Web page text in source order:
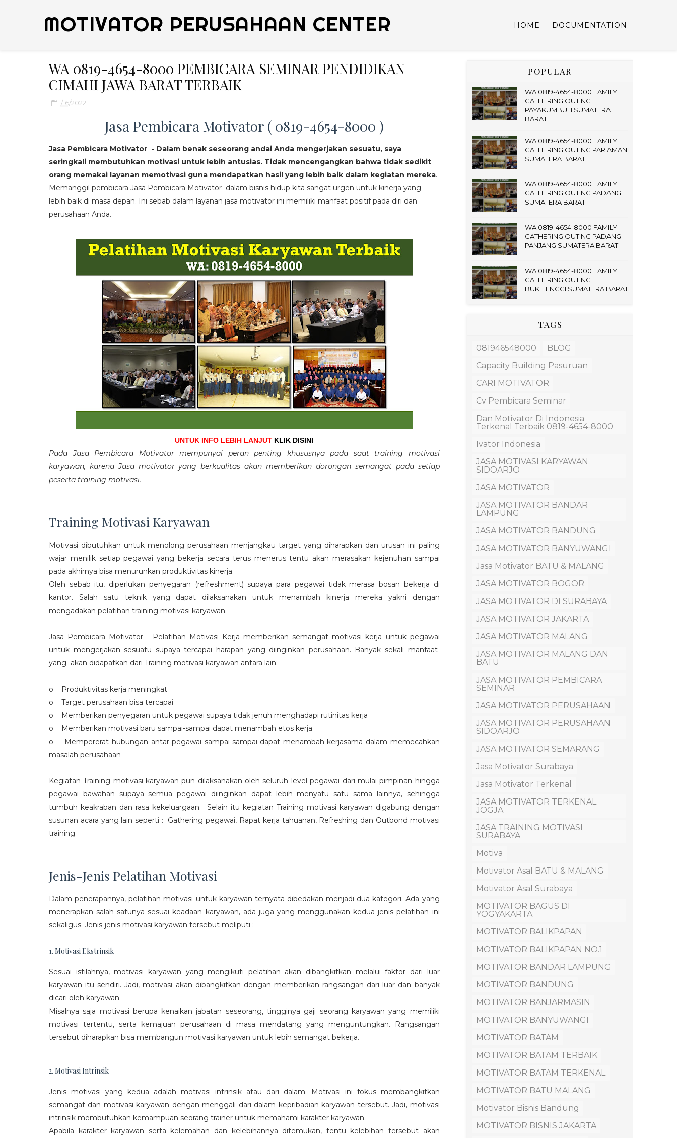
MOTIVATOR PERUSAHAAN CENTER HOME DOCUMENTATION
WA 0819-4654-8000 PEMBICARA SEMINAR PENDIDIKAN
CIMAHI JAWA BARAT TERBAIK
1/16/2022
Jasa Pembicara Motivator ( 0819-4654-8000 )
Jasa Pembicara Motivator - Dalam benak seseorang andai Anda mengerjakan sesuatu, saya
seringkali membutuhkan motivasi untuk lebih antusias. Tidak mencengangkan bahwa tidak sedikit
orang memakai layanan memotivasi guna mendapatkan hasil yang lebih baik dalam kegiatan mereka.
Memanggil pembicara Jasa Pembicara Motivator dalam bisnis hidup kita sangat urgen untuk kinerja yang
lebih baik di masa depan. Ini sebab dalam layanan jasa motivator ini memiliki manfaat positif pada diri dan
perusahaan Anda.
UNTUK INFO LEBIH LANJUT KLIK DISINI
Pada Jasa Pembicara Motivator mempunyai peran penting khususnya pada saat training motivasi
karyawan, karena Jasa motivator yang berkualitas akan memberikan dorongan semangat pada setiap
peserta training motivasi.
Training Motivasi Karyawan
Motivasi dibutuhkan untuk menolong perusahaan menjangkau target yang diharapkan dan urusan ini paling
wajar menilik setiap pegawai yang bekerja secara terus menerus tentu akan merasakan kejenuhan sampai
pada akhirnya bisa menurunkan produktivitas kinerja.
Oleh sebab itu, diperlukan penyegaran (refreshment) supaya para pegawai tidak merasa bosan bekerja di
kantor. Salah satu teknik yang dapat dilaksanakan untuk menambah kinerja mereka yakni dengan
mengadakan pelatihan training motivasi karyawan.
Jasa Pembicara Motivator - Pelatihan Motivasi Kerja memberikan semangat motivasi kerja untuk pegawai
untuk mengerjakan sesuatu supaya tercapai harapan yang diinginkan perusahaan. Banyak sekali manfaat
yang akan didapatkan dari Training motivasi karyawan antara lain:
o Produktivitas kerja meningkat
o Target perusahaan bisa tercapai
o Memberikan penyegaran untuk pegawai supaya tidak jenuh menghadapi rutinitas kerja
o Memberikan motivasi baru sampai-sampai dapat menambah etos kerja
o Mempererat hubungan antar pegawai sampai-sampai dapat menambah kerjasama dalam memecahkan
masalah perusahaan
Kegiatan Training motivasi karyawan pun dilaksanakan oleh seluruh level pegawai dari mulai pimpinan hingga
pegawai bawahan supaya semua pegawai diinginkan dapat lebih menyatu satu sama lainnya, sehingga
tumbuh keakraban dan rasa kekeluargaan. Selain itu kegiatan Training motivasi karyawan digabung dengan
susunan acara yang lain seperti : Gathering pegawai, Rapat kerja tahuanan, Refreshing dan Outbond motivasi
training.
Jenis-Jenis Pelatihan Motivasi
Dalam penerapannya, pelatihan motivasi untuk karyawan ternyata dibedakan menjadi dua kategori. Ada yang
menerapkan salah satunya sesuai keadaan karyawan, ada juga yang menggunakan kedua jenis pelatihan ini
sekaligus. Jenis-jenis motivasi karyawan tersebut meliputi :
1. Motivasi Ekstrinsik
Sesuai istilahnya, motivasi karyawan yang mengikuti pelatihan akan dibangkitkan melalui faktor dari luar
karyawan itu sendiri. Jadi, motivasi akan dibangkitkan dengan memberikan rangsangan dari luar dan banyak
dicari oleh karyawan.
Misalnya saja motivasi berupa kenaikan jabatan seseorang, tingginya gaji seorang karyawan yang memiliki
motivasi tertentu, serta kemajuan perusahaan di masa mendatang yang menguntungkan. Rangsangan
tersebut diharapkan bisa membangun motivasi karyawan untuk lebih semangat bekerja.
2. Motivasi Intrinsik
Jenis motivasi yang kedua adalah motivasi intrinsik atau dari dalam. Motivasi ini fokus membangkitkan
semangat dan motivasi karyawan dengan menggali dari dalam kepribadian karyawan tersebut. Jadi, motivasi
intrinsik membutuhkan kemampuan seorang trainer untuk memahami karakter karyawan.
Apabila karakter karyawan serta kelemahan dan kelebihannya ditemukan, tentu kelebihan tersebut akan
POPULAR
WA 0819-4654-8000 FAMILY
GATHERING OUTING
PAYAKUMBUH SUMATERA
BARAT
WA 0819-4654-8000 FAMILY
GATHERING OUTING PARIAMAN
SUMATERA BARAT
WA 0819-4654-8000 FAMILY
GATHERING OUTING PADANG
SUMATERA BARAT
WA 0819-4654-8000 FAMILY
GATHERING OUTING PADANG
PANJANG SUMATERA BARAT
WA 0819-4654-8000 FAMILY
GATHERING OUTING
BUKITTINGGI SUMATERA BARAT
TAGS
081946548000
BLOG
Capacity Building Pasuruan
CARI MOTIVATOR
Cv Pembicara Seminar
Dan Motivator Di Indonesia
Terkenal Terbaik 0819-4654-8000
Ivator Indonesia
JASA MOTIVASI KARYAWAN
SIDOARJO
JASA MOTIVATOR
JASA MOTIVATOR BANDAR
LAMPUNG
JASA MOTIVATOR BANDUNG
JASA MOTIVATOR BANYUWANGI
Jasa Motivator BATU & MALANG
JASA MOTIVATOR BOGOR
JASA MOTIVATOR DI SURABAYA
JASA MOTIVATOR JAKARTA
JASA MOTIVATOR MALANG
JASA MOTIVATOR MALANG DAN
BATU
JASA MOTIVATOR PEMBICARA
SEMINAR
JASA MOTIVATOR PERUSAHAAN
JASA MOTIVATOR PERUSAHAAN
SIDOARJO
JASA MOTIVATOR SEMARANG
Jasa Motivator Surabaya
Jasa Motivator Terkenal
JASA MOTIVATOR TERKENAL
JOGJA
JASA TRAINING MOTIVASI
SURABAYA
Motiva
Motivator Asal BATU & MALANG
Motivator Asal Surabaya
MOTIVATOR BAGUS DI
YOGYAKARTA
MOTIVATOR BALIKPAPAN
MOTIVATOR BALIKPAPAN NO.1
MOTIVATOR BANDAR LAMPUNG
MOTIVATOR BANDUNG
MOTIVATOR BANJARMASIN
MOTIVATOR BANYUWANGI
MOTIVATOR BATAM
MOTIVATOR BATAM TERBAIK
MOTIVATOR BATAM TERKENAL
MOTIVATOR BATU MALANG
Motivator Bisnis Bandung
MOTIVATOR BISNIS JAKARTA